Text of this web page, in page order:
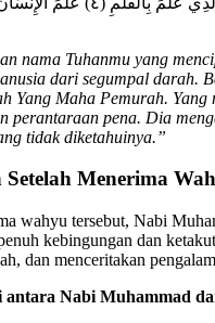
nama Tuhanmu yang
dari segumpal darah.
Yang Maha Pemurah. Yang
perantaraan pena. Dia
tidak diketahuinya.”
Setelah Menerima
wahyu tersebut, Nabi
kebingungan dan
dan menceritakan
antara Nabi Muhammad